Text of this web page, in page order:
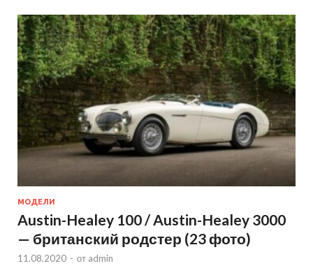
МОДЕЛИ
Austin-Healey 100 / Austin-Healey 3000
— британский родстер (23 фото)
11.08.2020 - от admin